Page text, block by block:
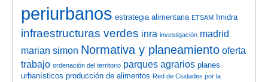
periurbanos estrategia alimentaria ETSAM Imidra
infraestructuras verdes inra investigación madrid
marian simon Normativa y planeamiento oferta
trabajo ordenación del territorio parques agrarios planes
urbanísticos producción de alimentos Red de Ciudades por la